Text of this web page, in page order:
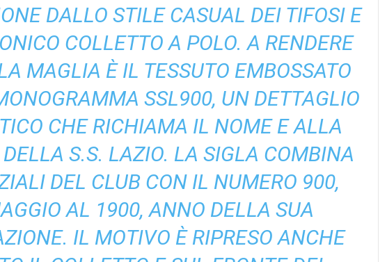
DALLO STILE CASUAL DEI TIFOSI E
COLLETTO A POLO. A RENDERE
MAGLIA È IL TESSUTO EMBOSSATO
SSL900, UN DETTAGLIO
CHE RICHIAMA IL NOME E ALLA
S.S. LAZIO. LA SIGLA COMBINA
DEL CLUB CON IL NUMERO 900,
AL 1900, ANNO DELLA SUA
IL MOTIVO È RIPRESO ANCHE